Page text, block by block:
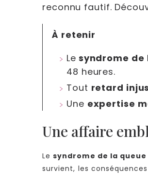
reconnu fautif.
À retenir
Le syndrome de
48 heures.
Tout retard
Une expertise
Une affaire
Lesyndrome de la
survient, les